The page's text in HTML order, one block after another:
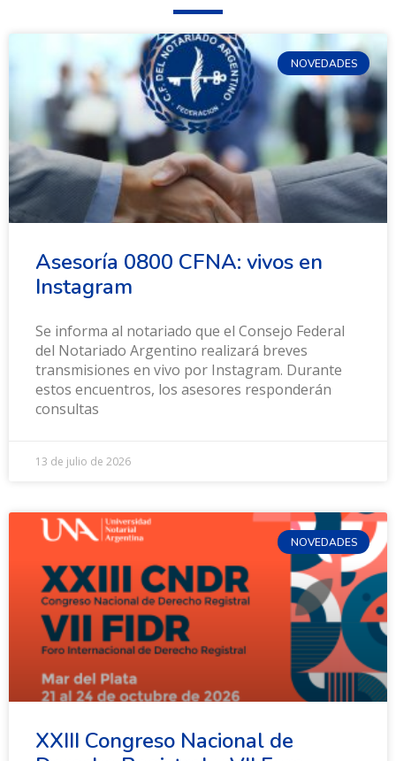
NOVEDADES
Asesoría 0800 CFNA: vivos en
Instagram
Se informa al notariado que el Consejo Federal
del Notariado Argentino realizará breves
transmisiones en vivo por Instagram. Durante
estos encuentros, los asesores responderán
consultas
13 de julio de 2026
NOVEDADES
XXIII Congreso Nacional de